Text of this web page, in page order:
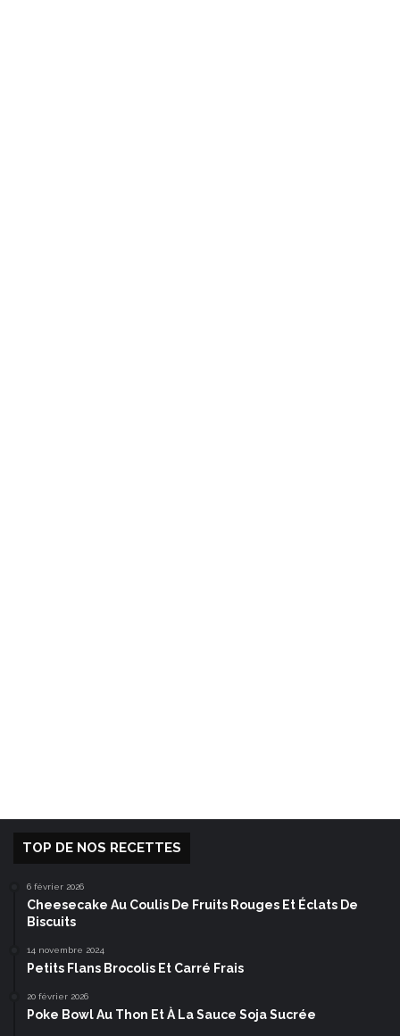
TOP DE NOS RECETTES
6 février 2026
Cheesecake Au Coulis De Fruits Rouges Et Éclats De
Biscuits
14 novembre 2024
Petits Flans Brocolis Et Carré Frais
20 février 2026
Poke Bowl Au Thon Et À La Sauce Soja Sucrée